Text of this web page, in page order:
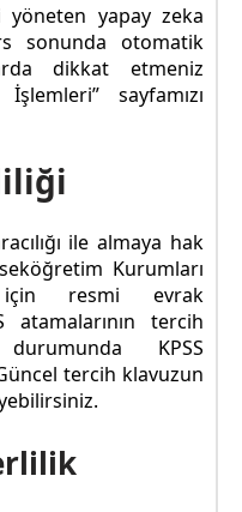
yapay zeka
sonunda otomatik
dikkat etmeniz
sayfamızı
ile almaya hak
Kurumları
için resmi evrak
atamalarının tercih
KPSS
tercih klavuzun